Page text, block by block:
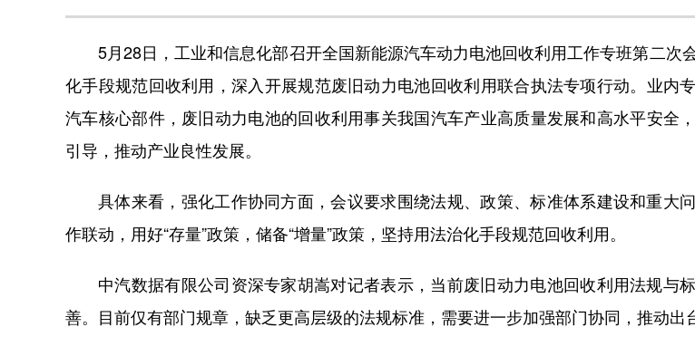
5月28日，工业和信息化部召开全国新能源汽车动力电池回收利用工作专班第二次
化手段规范回收利用，深入开展规范废旧动力电池回收利用联合执法专项行动。业内
汽车核心部件，废旧动力电池的回收利用事关我国汽车产业高质量发展和高水平安全
引导，推动产业良性发展。
具体来看，强化工作协同方面，会议要求围绕法规、政策、标准体系建设和重大
作联动，用好“存量”政策，储备“增量”政策，坚持用法治化手段规范回收利用。
中汽数据有限公司资深专家胡嵩对记者表示，当前废旧动力电池回收利用法规与
善。目前仅有部门规章，缺乏更高层级的法规标准，需要进一步加强部门协同，推动出